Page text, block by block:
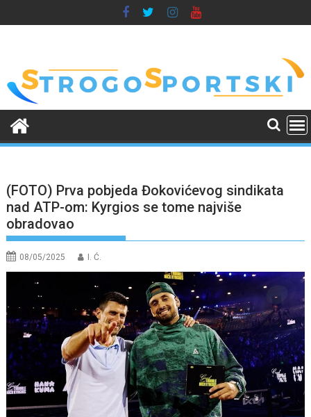
to
(FOTO) Prva pobjeda Đokovićevog sindikata
nad ATP-om: Kyrgios se tome najviše
obradovao
08/05/2025 I. Ć.